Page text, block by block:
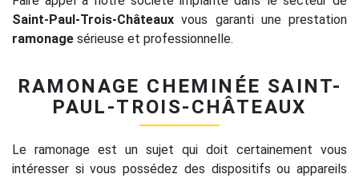
Saint-Paul-Trois-Châteaux vous garanti une prestation
ramonage sérieuse et professionnelle.
RAMONAGE CHEMINÉE SAINT-
PAUL-TROIS-CHÂTEAUX
Le ramonage est un sujet qui doit certainement vous
intéresser si vous possédez des dispositifs ou appareils